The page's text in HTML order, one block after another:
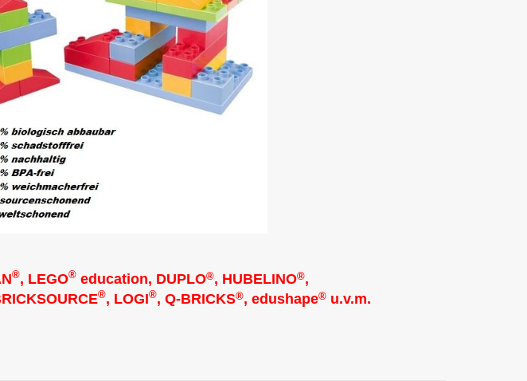
®, LEGO® education, DUPLO®, HUBELINO®,
®, LOGI®, Q-BRICKS®, edushape®u.v.m.